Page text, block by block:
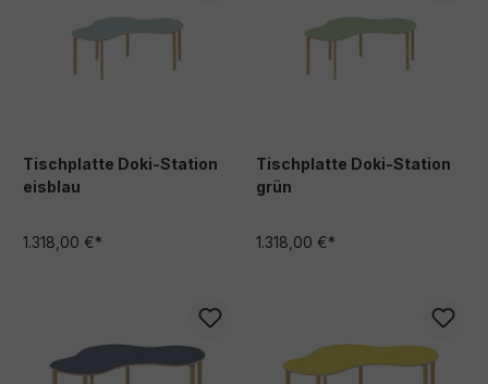
Tischplatte Doki-Station
eisblau
1.318,00 €*
Tischplatte Doki-Station
grün
1.318,00 €*